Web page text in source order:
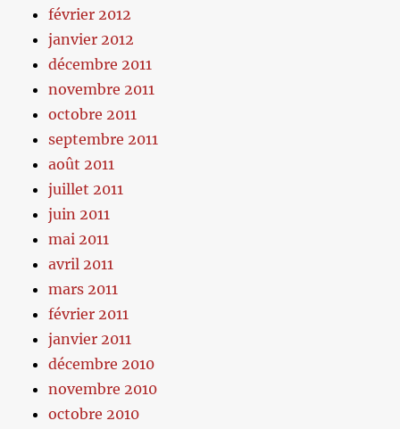
février 2012
janvier 2012
décembre 2011
novembre 2011
octobre 2011
septembre 2011
août 2011
juillet 2011
juin 2011
mai 2011
avril 2011
mars 2011
février 2011
janvier 2011
décembre 2010
novembre 2010
octobre 2010